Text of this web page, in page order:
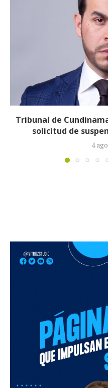
Reducirán afiliados
la
3